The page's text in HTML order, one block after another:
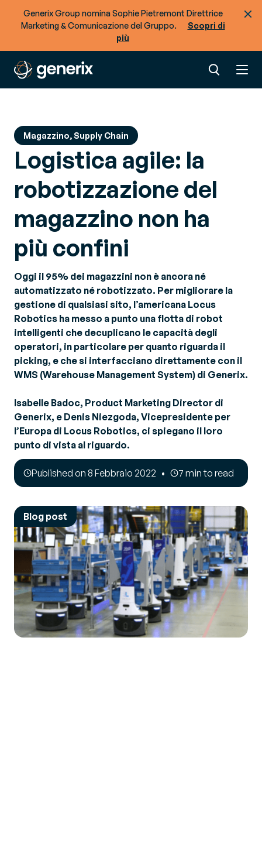
Generix Group nomina Sophie Pietremont Direttrice
Marketing & Comunicazione del Gruppo.
Scopri di
più
Magazzino, Supply Chain
Logistica agile: la
robotizzazione del
magazzino non ha
più confini
Oggi il 95% dei magazzini non è ancora né
automatizzato né robotizzato. Per migliorare la
gestione di qualsiasi sito, l’americana Locus
Robotics ha messo a punto una flotta di robot
intelligenti che decuplicano le capacità degli
operatori, in particolare per quanto riguarda il
picking, e che si interfacciano direttamente con il
WMS (Warehouse Management System) di Generix.
Isabelle Badoc, Product Marketing Director di
Generix, e Denis Niezgoda, Vicepresidente per
l’Europa di Locus Robotics, ci spiegano il loro
punto di vista al riguardo.
Published on 8 Febbraio 2022 7 min to read
Blog post
Le perturbazioni della supply chain di domani
Scopri altre risorse di Generix
Vuoi ottimizzare lo scambio merci e dati?